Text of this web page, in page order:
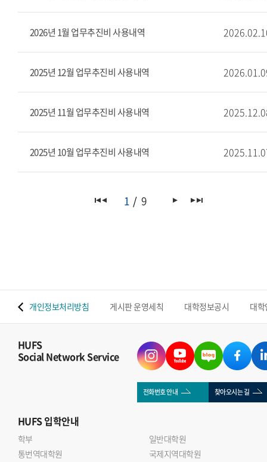
2026년 1월 업무추진비 사용내역
2025년 12월 업무추진비 사용내역
2025년 11월 업무추진비 사용내역
2025년 10월 업무추진비 사용내역
1 9
개인정보처리방침 게시판 운영세칙 대학정보공시 대
HUFS
Social Network Service
전화번호 안내 찾아오시는 길
HUFS입학안내
학부
일반대학원
통번역대학원
국제지역대학원